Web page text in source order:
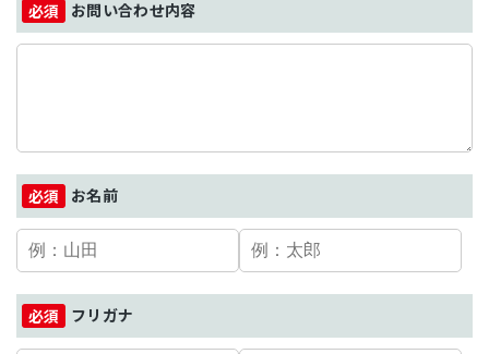
お問い合わせ内容
お名前
フリガナ